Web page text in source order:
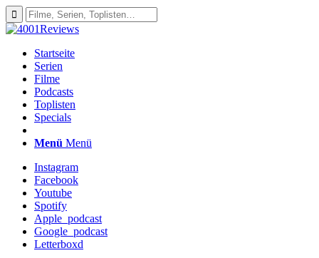
Startseite
Serien
Filme
Podcasts
Toplisten
Specials
Menü Menü
Instagram
Facebook
Youtube
Spotify
Apple_podcast
Google_podcast
Letterboxd